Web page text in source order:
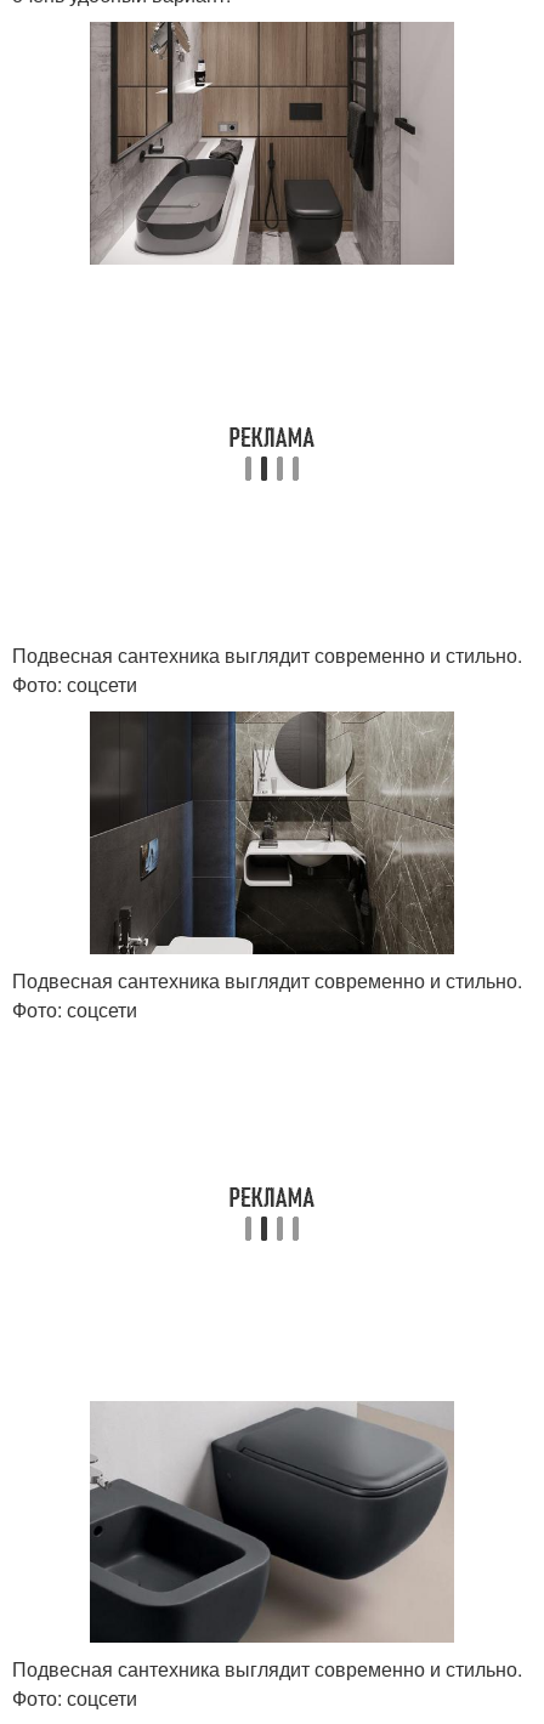
Подвесная сантехника выглядит современно и стильно.
Фото: соцсети
Подвесная сантехника выглядит современно и стильно.
Фото: соцсети
Подвесная сантехника выглядит современно и стильно.
Фото: соцсети